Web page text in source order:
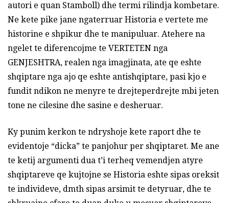
autori e quan Stamboll) dhe termi rilindja kombetare.
Ne kete pike jane ngaterruar Historia e vertete me
historine e shpikur dhe te manipuluar. Atehere na
ngelet te diferencojme te VERTETEN nga
GENJESHTRA, realen nga imagjinata, ate qe eshte
shqiptare nga ajo qe eshte antishqiptare, pasi kjo e
fundit ndikon ne menyre te drejteperdrejte mbi jeten
tone ne cilesine dhe sasine e desheruar.
Ky punim kerkon te ndryshoje kete raport dhe te
evidentoje “dicka” te panjohur per shqiptaret. Me ane
te ketij argumenti dua t’i terheq vemendjen atyre
shqiptareve qe kujtojne se Historia eshte sipas oreksit
te individeve, dmth sipas arsimit te detyruar, dhe te